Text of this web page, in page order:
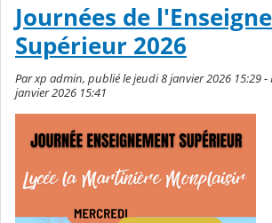
Journées de
Supérieur 2026
Par xp admin, publié le jeudi 8 janvier 2026 15:29
janvier 2026 15:41